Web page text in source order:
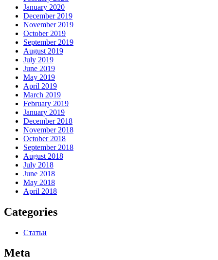
January 2020
December 2019
November 2019
October 2019
September 2019
August 2019
July 2019
June 2019
May 2019
April 2019
March 2019
February 2019
January 2019
December 2018
November 2018
October 2018
September 2018
August 2018
July 2018
June 2018
May 2018
April 2018
Categories
Статьи
Meta